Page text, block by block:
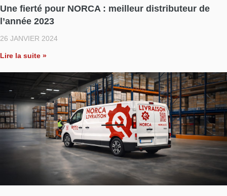
Une fierté pour NORCA : meilleur distributeur de
l’année 2023
26 JANVIER 2024
Lire la suite »